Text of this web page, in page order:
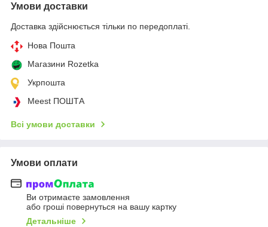
Умови доставки
Доставка здійснюється тільки по передоплаті.
Нова Пошта
Магазини Rozetka
Укрпошта
Meest ПОШТА
Всі умови доставки
Умови оплати
Ви отримаєте замовлення
або гроші повернуться на вашу картку
Детальніше